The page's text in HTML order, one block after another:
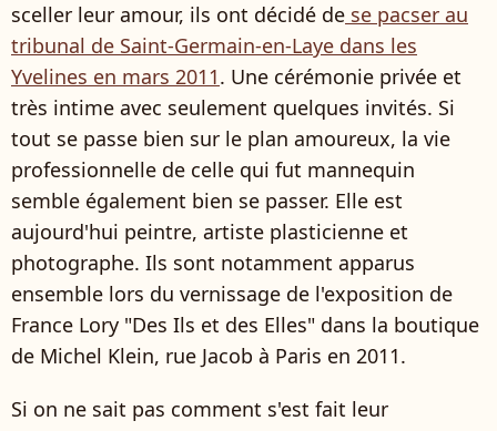
sceller leur amour, ils ont décidé de se pacser au
tribunal de Saint-Germain-en-Laye dans les
Yvelines en mars 2011. Une cérémonie privée et
très intime avec seulement quelques invités. Si
tout se passe bien sur le plan amoureux, la vie
professionnelle de celle qui fut mannequin
semble également bien se passer. Elle est
aujourd'hui peintre, artiste plasticienne et
photographe. Ils sont notamment apparus
ensemble lors du vernissage de l'exposition de
France Lory "Des Ils et des Elles" dans la boutique
de Michel Klein, rue Jacob à Paris en 2011.
Si on ne sait pas comment s'est fait leur